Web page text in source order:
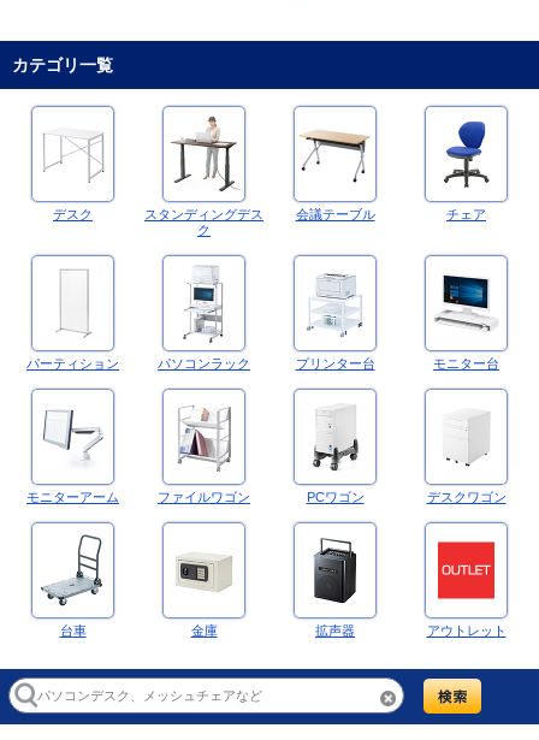
カテゴリ一覧
デスク
スタンディングデス
ク
会議テーブル チェア
パーティション パソコンラック プリンター台 モニター台
モニターアーム ファイルワゴン PCワゴン デスクワゴン
台車 金庫 拡声器 アウトレット